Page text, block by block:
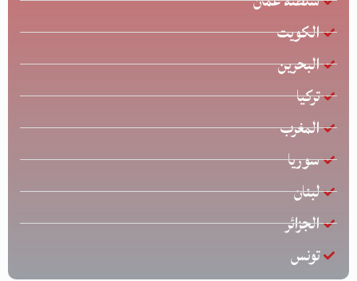
الكويت
البحرين
تركيا
المغرب
سوريا
لبنان
الجزائر
تونس